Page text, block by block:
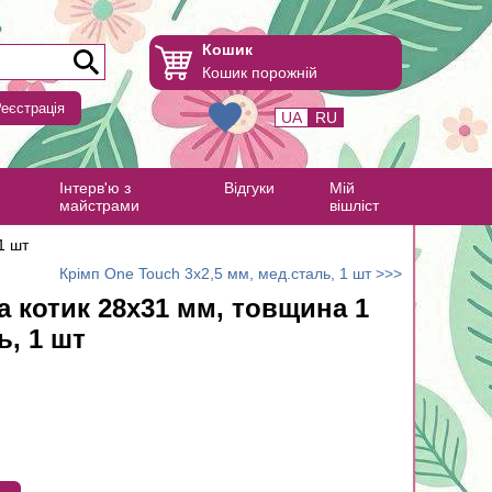
Кошик
Кошик порожній
UA RU
Інтерв'ю з
майстрами
Відгуки
Мій
вішліст
шт
Крімп One Touch 3х2,5 мм, мед.сталь, 1 шт >>>
котик 28х31 мм, товщина 1
1 шт